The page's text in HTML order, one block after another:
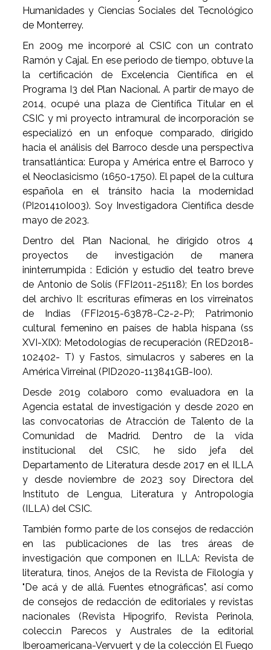
Humanidades y Ciencias Sociales del Tecnológico
de Monterrey.
En 2009 me incorporé al CSIC con un contrato
Ramón y Cajal. En ese periodo de tiempo, obtuve la
la certificación de Excelencia Científica en el
Programa I3 del Plan Nacional. A partir de mayo de
2014, ocupé una plaza de Científica Titular en el
CSIC y mi proyecto intramural de incorporación se
especializó en un enfoque comparado, dirigido
hacia el análisis del Barroco desde una perspectiva
transatlántica: Europa y América entre el Barroco y
el Neoclasicismo (1650-1750). El papel de la cultura
española en el tránsito hacia la modernidad
(PI201410I003). Soy Investigadora Científica desde
mayo de 2023.
Dentro del Plan Nacional, he dirigido otros 4
proyectos de investigación de manera
ininterrumpida : Edición y estudio del teatro breve
de Antonio de Solís (FFI2011-25118); En los bordes
del archivo II: escrituras efímeras en los virreinatos
de Indias (FFI2015-63878-C2-2-P); Patrimonio
cultural femenino en países de habla hispana (ss
XVI-XIX): Metodologías de recuperación (RED2018-
102402- T) y Fastos, simulacros y saberes en la
América Virreinal (PID2020-113841GB-I00).
Desde 2019 colaboro como evaluadora en la
Agencia estatal de investigación y desde 2020 en
las convocatorias de Atracción de Talento de la
Comunidad de Madrid. Dentro de la vida
institucional del CSIC, he sido jefa del
Departamento de Literatura desde 2017 en el ILLA
y desde noviembre de 2023 soy Directora del
Instituto de Lengua, Literatura y Antropología
(ILLA) del CSIC.
También formo parte de los consejos de redacción
en las publicaciones de las tres áreas de
investigación que componen en ILLA: Revista de
literatura, tinos, Anejos de la Revista de Filología y
"De acá y de allá. Fuentes etnográficas", así como
de consejos de redacción de editoriales y revistas
nacionales (Revista Hipogrifo, Revista Perinola,
colecci.n Parecos y Australes de la editorial
Iberoamericana-Vervuert y de la colección El Fuego